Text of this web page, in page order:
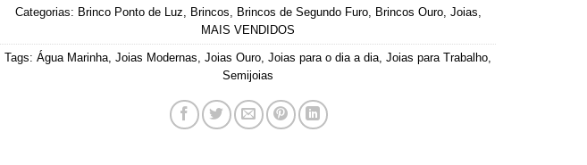
Categorias: Brinco Ponto de Luz Brincos Brincos de Segundo Furo, Brincos Ouro, Joias
MAIS VENDIDOS
Tags: Água Marinha Joias Modernas Joias Ouro Joias para o dia a dia Joias para Trabalho
Semijoias